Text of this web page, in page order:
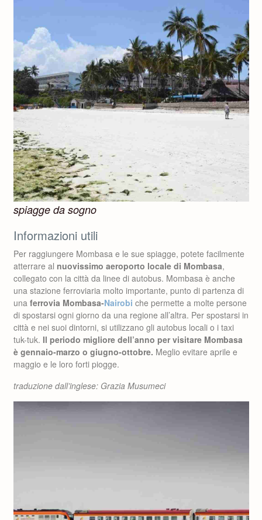
spiagge da sogno
Informazioni utili
Per raggiungere Mombasa e le sue spiagge, potete facilmente
atterrare al nuovissimo aeroporto locale di Mombasa,
collegato con la città da linee di autobus. Mombasa è anche
una stazione ferroviaria molto importante, punto di partenza di
una ferrovia Mombasa-Nairobi che permette a molte persone
di spostarsi ogni giorno da una regione all’altra. Per spostarsi in
città e nei suoi dintorni, si utilizzano gli autobus locali o i taxi
tuk-tuk. Il periodo migliore dell’anno per visitare Mombasa
è gennaio-marzo o giugno-ottobre. Meglio evitare aprile e
maggio e le loro forti piogge.
traduzione dall’inglese: Grazia Musumeci